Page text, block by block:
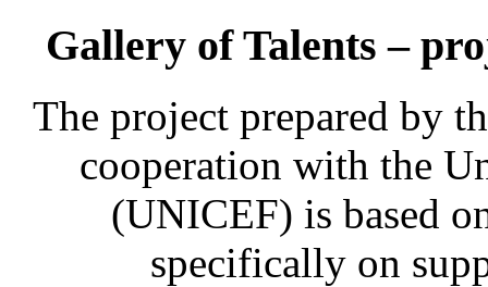
Gallery of Talents –
The project prepared by
cooperation with the
(UNICEF) is based
specifically on